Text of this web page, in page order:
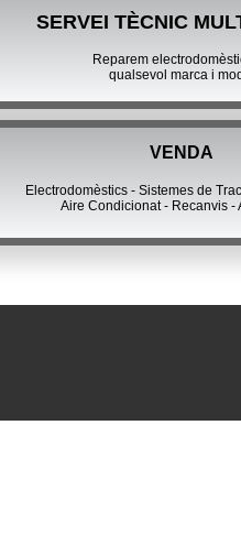
SERVEI TÈCNIC
Reparem
qualsevol marca i
VENDA
Electrodomèstics - Sistemes de
Aire Condicionat - Recanvis -